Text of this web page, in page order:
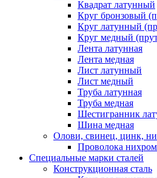
Квадрат латунный
Круг бронзовый
Круг латунный
Круг медный
Лента латунная
Лента медная
Лист латунный
Лист медный
Труба латунная
Труба медная
Шестигранник
Шина медная
Олови, свинец, цинк,
Проволока
Специальные марки сталей
Конструкционная сталь